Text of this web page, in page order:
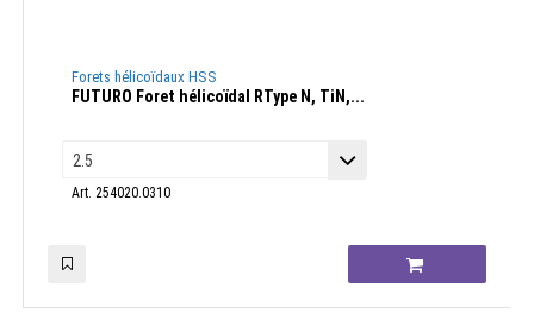
Forets hélicoïdaux HSS
FUTURO Foret hélicoïdal RType N, TiN,...
Art. 254020.0310